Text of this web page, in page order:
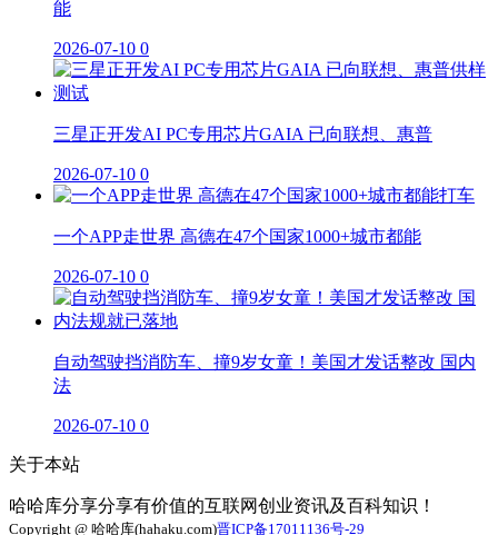
能
2026-07-10 0
三星正开发AI PC专用芯片GAIA 已向联想、惠普
2026-07-10 0
一个APP走世界 高德在47个国家1000+城市都能
2026-07-10 0
自动驾驶挡消防车、撞9岁女童！美国才发话整改 国内
法
2026-07-10 0
关于本站
哈哈库分享分享有价值的互联网创业资讯及百科知识！
Copyright @ 哈哈库(hahaku.com)晋ICP备17011136号-29